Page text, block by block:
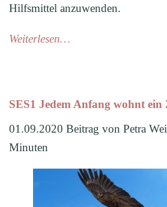
Hilfsmittel anzuwenden.
Weiterlesen…
SES1 Jedem Anfang wohnt
01.09.2020 Beitrag von Petra
Minuten